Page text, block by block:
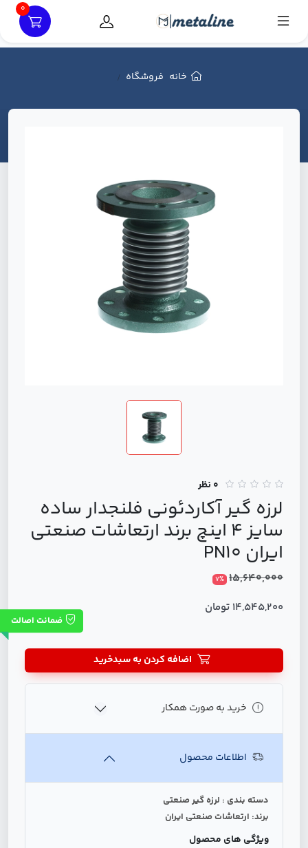
0
خانه فروشگاه
0 نظر
لرزه گیر آکاردئونی فلنجدار ساده
سایز 4 اینچ برند ارتعاشات صنعتی
ایران PN10
15,640,000
7%
14,545,200 تومان
ضمانت اصالت
اضافه کردن به سبدخرید
خرید به صورت همکار
اطلاعات محصول
دسته بندی : لرزه گیر صنعتی
برند: ارتعاشات صنعتی ایران
ویژگی های محصول